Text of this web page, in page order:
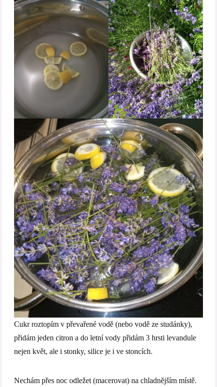
Cukr roztopím v převařené vodě (nebo vodě ze studánky),
přidám jeden citron a do letní vody přidám 3 hrsti levandule
nejen květ, ale i stonky, silice je i ve stoncích.
Nechám přes noc odležet (macerovat) na chladnějším místě.